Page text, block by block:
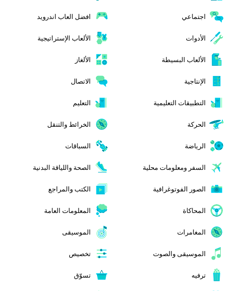
اجتماعي افضل العاب اندرويد
الأدوات الألعاب الإستراتيجية
الألعاب البسيطة الألغاز
الإنتاجية الاتصال
التطبيقات التعليمية التعليم
الحركة الخرائط والتنقل
الرياضة السباقات
السفر ومعلومات محلية الصحة واللياقة البدنية
الصور الفوتوغرافية الكتب والمراجع
المحاكاة المعلومات العامة
المغامرات الموسيقى
الموسيقى والصوت تخصيص
ترفيه تسوّق